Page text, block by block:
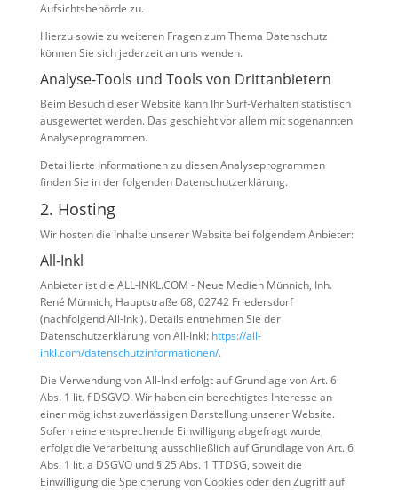
Aufsichtsbehörde zu.
Hierzu sowie zu weiteren Fragen zum Thema Datenschutz
können Sie sich jederzeit an uns wenden.
Analyse-Tools und Tools von Dritt­anbietern
Beim Besuch dieser Website kann Ihr Surf-Verhalten statistisch
ausgewertet werden. Das geschieht vor allem mit sogenannten
Analyseprogrammen.
Detaillierte Informationen zu diesen Analyseprogrammen
finden Sie in der folgenden Datenschutzerklärung.
2. Hosting
Wir hosten die Inhalte unserer Website bei folgendem Anbieter:
All-Inkl
Anbieter ist die ALL-INKL.COM - Neue Medien Münnich, Inh.
René Münnich, Hauptstraße 68, 02742 Friedersdorf
(nachfolgend All-Inkl). Details entnehmen Sie der
Datenschutzerklärung von All-Inkl: https://all-
inkl.com/datenschutzinformationen/.
Die Verwendung von All-Inkl erfolgt auf Grundlage von Art. 6
Abs. 1 lit. f DSGVO. Wir haben ein berechtigtes Interesse an
einer möglichst zuverlässigen Darstellung unserer Website.
Sofern eine entsprechende Einwilligung abgefragt wurde,
erfolgt die Verarbeitung ausschließlich auf Grundlage von Art. 6
Abs. 1 lit. a DSGVO und § 25 Abs. 1 TTDSG, soweit die
Einwilligung die Speicherung von Cookies oder den Zugriff auf